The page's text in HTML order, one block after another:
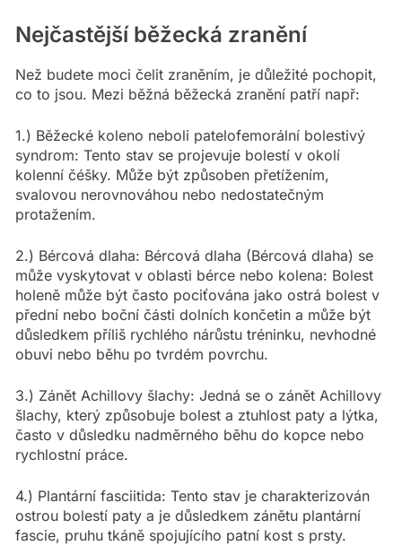
Nejčastější běžecká zranění
Než budete moci čelit zraněním, je důležité pochopit,
co to jsou. Mezi běžná běžecká zranění patří např:
1.) Běžecké koleno neboli patelofemorální bolestivý
syndrom: Tento stav se projevuje bolestí v okolí
kolenní čéšky. Může být způsoben přetížením,
svalovou nerovnováhou nebo nedostatečným
protažením.
2.) Bércová dlaha: Bércová dlaha (Bércová dlaha) se
může vyskytovat v oblasti bérce nebo kolena: Bolest
holeně může být často pociťována jako ostrá bolest v
přední nebo boční části dolních končetin a může být
důsledkem příliš rychlého nárůstu tréninku, nevhodné
obuvi nebo běhu po tvrdém povrchu.
3.) Zánět Achillovy šlachy: Jedná se o zánět Achillovy
šlachy, který způsobuje bolest a ztuhlost paty a lýtka,
často v důsledku nadměrného běhu do kopce nebo
rychlostní práce.
4.) Plantární fasciitida: Tento stav je charakterizován
ostrou bolestí paty a je důsledkem zánětu plantární
fascie, pruhu tkáně spojujícího patní kost s prsty.